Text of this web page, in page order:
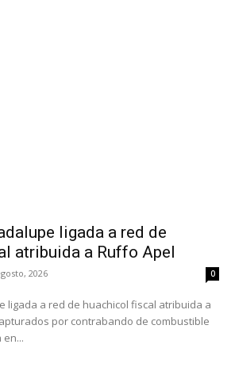
ligada a red de
atribuida a Ruffo Apel
2026 0
ligada a red de huachicol fiscal atribuida a
por contrabando de combustible